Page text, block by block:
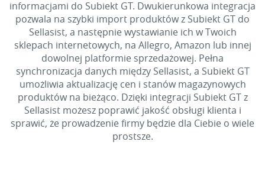
informacjami do Subiekt GT. Dwukierunkowa integracja
pozwala na szybki import produktów z Subiekt GT do
Sellasist, a następnie wystawianie ich w Twoich
sklepach internetowych, na Allegro, Amazon lub innej
dowolnej platformie sprzedażowej. Pełna
synchronizacja danych między Sellasist, a Subiekt GT
umożliwia aktualizację cen i stanów magazynowych
produktów na bieżąco. Dzięki integracji Subiekt GT z
Sellasist możesz poprawić jakość obsługi klienta i
sprawić, że prowadzenie firmy będzie dla Ciebie o wiele
prostsze.